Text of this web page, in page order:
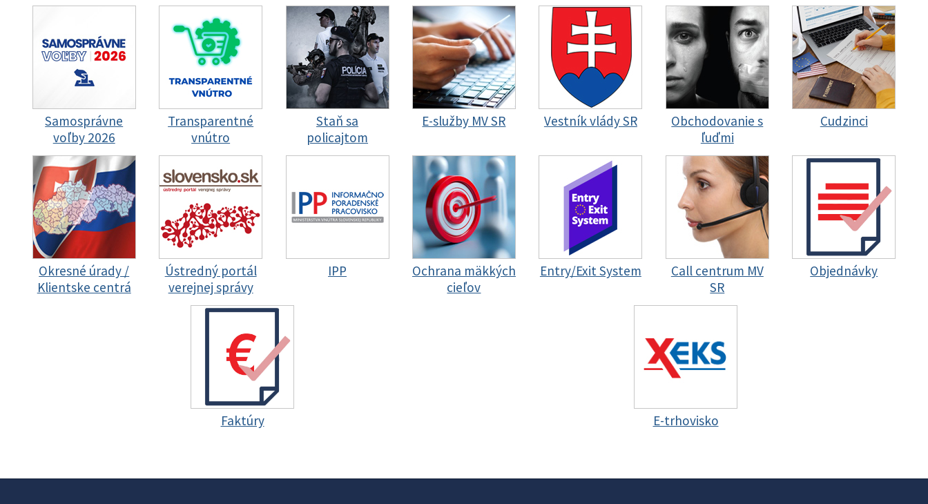
Samosprávne
voľby 2026
Transparentné
vnútro
Staň sa
policajtom
E-služby MV SR Vestník vlády SR
Obchodovanie s
ľuďmi
Cudzinci
Okresné úrady /
Klientske centrá
Ústredný portál
verejnej správy
IPP
Ochrana mäkkých
cieľov
Entry/Exit System
Call centrum MV
SR
Objednávky
Faktúry E-trhovisko